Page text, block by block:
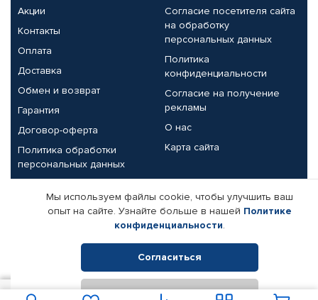
Акции
Контакты
Оплата
Доставка
Обмен и возврат
Гарантия
Договор-оферта
Политика обработки
персональных данных
Согласие посетителя сайта
на обработку
персональных данных
Политика
конфиденциальности
Согласие на получение
рекламы
О нас
Карта сайта
Партнерам
Корпоративным клиентам
Поставщикам
Реквизиты компании
© КАМАЗ ЦЕНТР ДОНЕЦК, 2015-2026. Все права защищены.
Мы используем файлы cookie, чтобы улучшить ваш
опыт на сайте. Узнайте больше в нашей Политике
конфиденциальности.
Согласиться
Отклонить